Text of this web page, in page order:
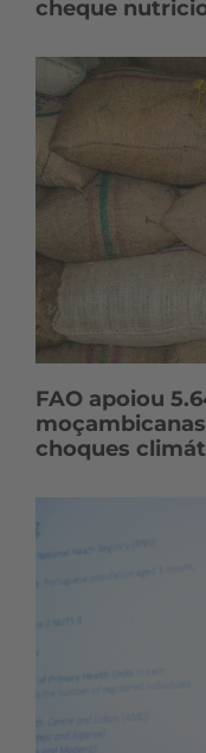
cheque
FAO apoiou
choques